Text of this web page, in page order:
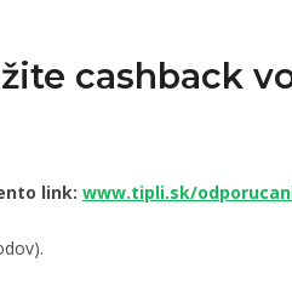
cashback
link: www.tipli.sk/